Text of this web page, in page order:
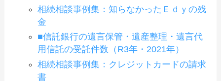
相続相談事例集：知らなかったＥｄｙの残
金
■信託銀行の遺言保管・遺産整理・遺言代
用信託の受託件数（R3年・2021年）
相続相談事例集：クレジットカードの請求
書